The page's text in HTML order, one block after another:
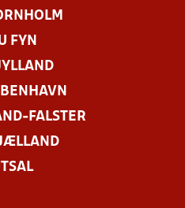
FYN
FALSTER